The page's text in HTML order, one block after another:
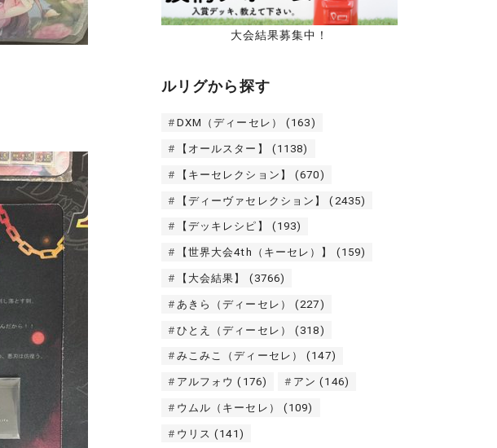
大会結果募集中！
ルリグから探す
DXM（ディーセレ） (163)
【オールスター】 (1138)
【キーセレクション】 (670)
【ディーヴァセレクション】 (2435)
【デッキレシピ】 (193)
【世界大会4th（キーセレ）】 (159)
【大会結果】 (3766)
あきら（ディーセレ） (227)
ひとえ（ディーセレ） (318)
みこみこ（ディーセレ） (147)
アルフォウ (176) アン (146)
ウムル（キーセレ） (109)
ウリス (141)